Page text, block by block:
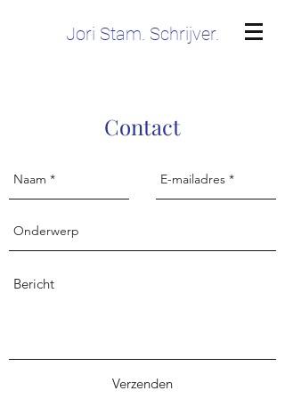
Jori Stam. Schrijver.
Contact
Verzenden